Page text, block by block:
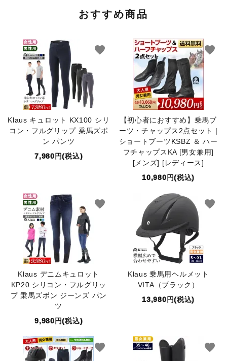
おすすめ商品
Klaus キュロット KX100 シリ
コン・フルグリップ 乗馬ズボ
ン パンツ
7,980円(税込)
favorite
【初心者におすすめ】乗馬ブ
ーツ・チャップス2点セット |
ショートブーツKSBZ ＆ ハー
フチャップスKA [男女兼用]
[メンズ] [レディース]
10,980円(税込)
favorite
Klaus デニムキュロット
KP20 シリコン・フルグリッ
プ 乗馬ズボン ジーンズ パン
ツ
9,980円(税込)
favorite
Klaus 乗馬用ヘルメット
VITA（ブラック）
13,980円(税込)
favorite
favorite favorite